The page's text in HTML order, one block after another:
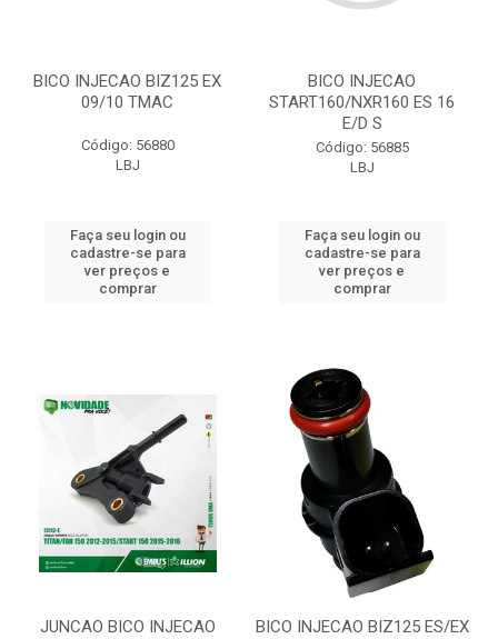
BICO INJECAO BIZ125 EX
09/10 TMAC
Código: 56880
LBJ
Faça seu login ou
cadastre-se para
ver preços e
comprar
BICO INJECAO
START160/NXR160 ES 16
E/D S
Código: 56885
LBJ
Faça seu login ou
cadastre-se para
ver preços e
comprar
JUNCAO BICO INJECAO
BICO INJECAO BIZ125 ES/EX